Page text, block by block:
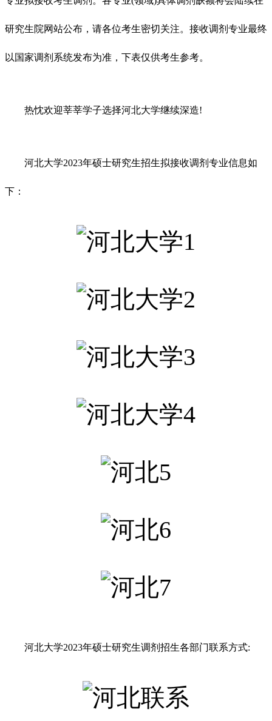
研究生院网站公布，请各位考生密切关注。接收调剂专业最终
以国家调剂系统发布为准，下表仅供考生参考。
热忱欢迎莘莘学子选择河北大学继续深造!
河北大学2023年硕士研究生招生拟接收调剂专业信息如
下：
河北大学2023年硕士研究生调剂招生各部门联系方式: